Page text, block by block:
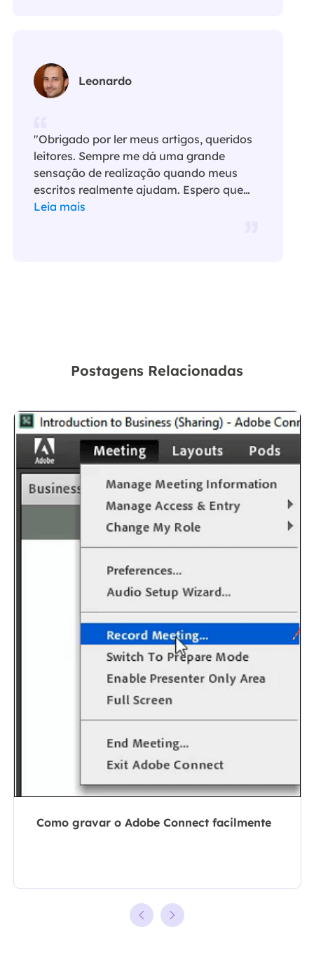
Leonardo
"Obrigado por ler meus artigos, queridos
leitores. Sempre me dá uma grande
sensação de realização quando meus
escritos realmente ajudam. Espero que
gostem de sua estadia no EaseUS e
Leia mais
Postagens Relacionadas
Como gravar o Adobe Connect facilmente